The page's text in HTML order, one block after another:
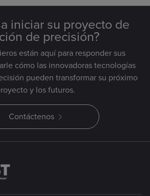
iniciar su proyecto de
de precisión?
están aquí para responder sus
cómo las innovadoras tecnologías
pueden transformar su próximo
y los futuros.
Contáctenos